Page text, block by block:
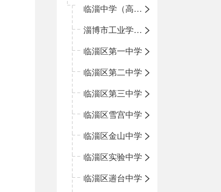
临淄中学（高中）
淄博市工业学校（中职学校）
临淄区第一中学
临淄区第二中学
临淄区第三中学
临淄区雪宫中学
临淄区金山中学
临淄区实验中学
临淄区遄台中学